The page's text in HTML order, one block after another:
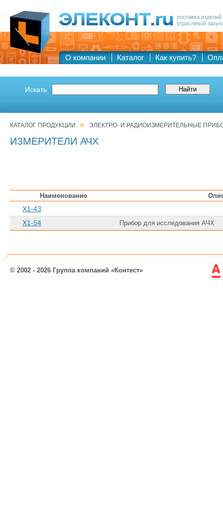
поставка
отраслевой
О компании Каталог Как купить?
Искать
КАТАЛОГ ПРОДУКЦИИ » ЭЛЕКТРО- И РАДИОИЗМЕРИТЕЛЬНЫЕ
ИЗМЕРИТЕЛИ АЧХ
Наименование
Х1-43
Х1-54
Прибор для исследования АЧХ
© 2002 - 2026 Группа компаний «Контест»